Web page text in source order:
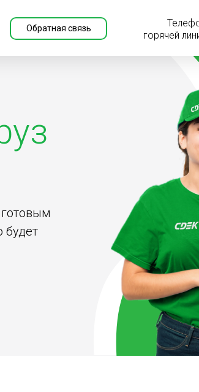
будет
горячей
Обратная связь